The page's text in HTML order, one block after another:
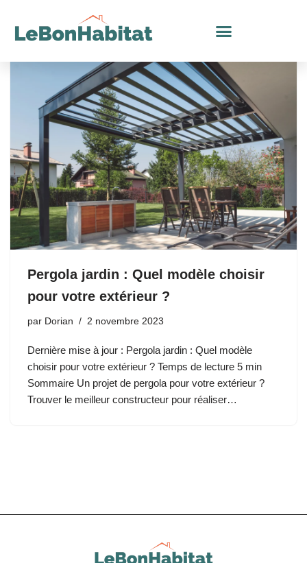
Aller
Pergola jardin : Quel modèle choisir
pour votre extérieur ?
par Dorian 2 novembre 2023
Dernière mise à jour : Pergola jardin : Quel modèle
choisir pour votre extérieur ? Temps de lecture 5 min
Sommaire Un projet de pergola pour votre extérieur ?
Trouver le meilleur constructeur pour réaliser…